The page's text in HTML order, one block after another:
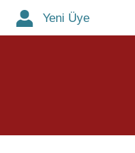
Yeni Üye